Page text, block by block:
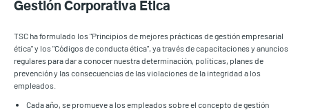
Gestión Corporativa Ética
TSC ha formulado los "Principios de mejores prácticas de gestión empresarial
ética" y los "Códigos de conducta ética", ya través de capacitaciones y anuncios
regulares para dar a conocer nuestra determinación, políticas, planes de
prevención y las consecuencias de las violaciones de la integridad a los
empleados.
Cada año, se promueve a los empleados sobre el concepto de gestión